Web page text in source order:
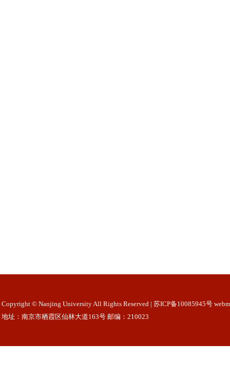
Copyright © Nanjing University All Rights Reserved | 苏ICP备10085945号
地址：南京市栖霞区仙林大道163号 邮编：210023